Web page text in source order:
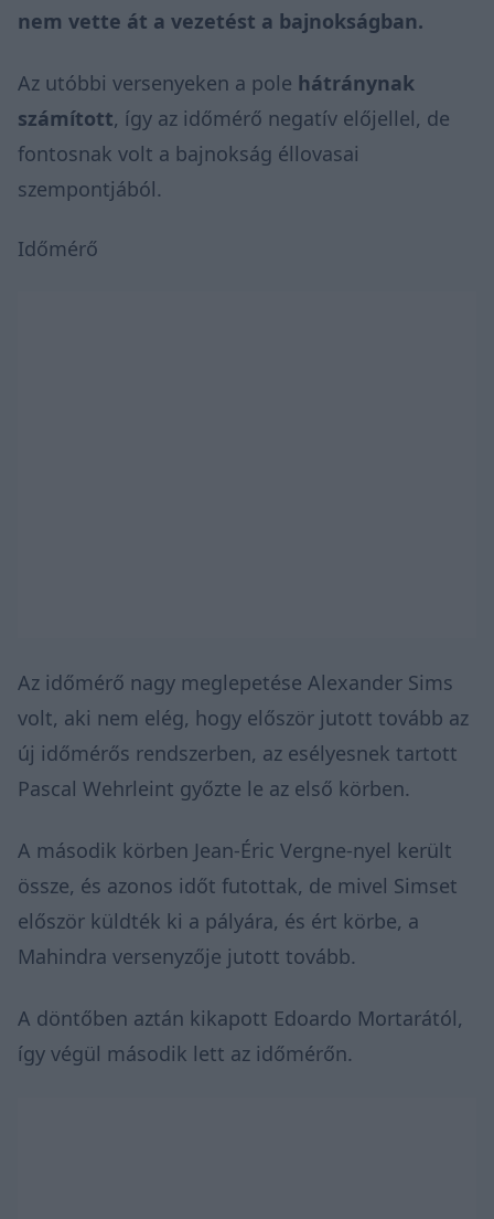
nem vette át a vezetést a bajnokságban.
Az utóbbi versenyeken a pole hátránynak
számított, így az időmérő negatív előjellel, de
fontosnak volt a bajnokság éllovasai
szempontjából.
Időmérő
Az időmérő nagy meglepetése Alexander Sims
volt, aki nem elég, hogy először jutott tovább az
új időmérős rendszerben, az esélyesnek tartott
Pascal Wehrleint győzte le az első körben.
A második körben Jean-Éric Vergne-nyel került
össze, és azonos időt futottak, de mivel Simset
először küldték ki a pályára, és ért körbe, a
Mahindra versenyzője jutott tovább.
A döntőben aztán kikapott Edoardo Mortarától,
így végül második lett az időmérőn.